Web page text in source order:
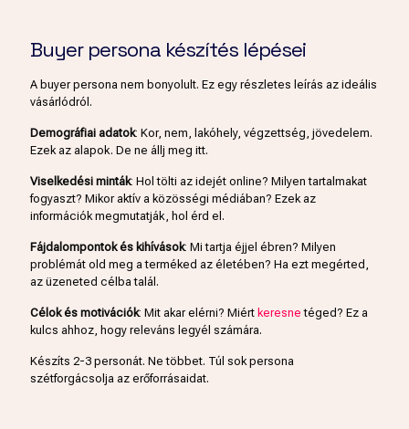
Buyer persona készítés lépései
A buyer persona nem bonyolult. Ez egy részletes leírás az ideális
vásárlódról.
Demográfiai adatok: Kor, nem, lakóhely, végzettség, jövedelem.
Ezek az alapok. De ne állj meg itt.
Viselkedési minták: Hol tölti az idejét online? Milyen tartalmakat
fogyaszt? Mikor aktív a közösségi médiában? Ezek az
információk megmutatják, hol érd el.
Fájdalompontok és kihívások: Mi tartja éjjel ébren? Milyen
problémát old meg a terméked az életében? Ha ezt megérted,
az üzeneted célba talál.
Célok és motivációk: Mit akar elérni? Miért keresne téged? Ez a
kulcs ahhoz, hogy releváns legyél számára.
Készíts 2-3 personát. Ne többet. Túl sok persona
szétforgácsolja az erőforrásaidat.